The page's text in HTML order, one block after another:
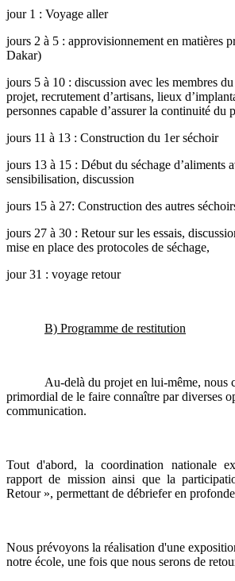
jour 1 : Voyage aller
jours 2 à 5 : approvisionnement en matières
Dakar)
jours 5 à 10 : discussion avec les membres
projet, recrutement d’artisans, lieux
personnes capable d’assurer la continuité du
jours 11 à 13 : Construction du 1er séchoir
jours 13 à 15 : Début du séchage d’aliments
sensibilisation, discussion
jours 15 à 27: Construction des autres
jours 27 à 30 : Retour sur les essais,
mise en place des protocoles de séchage,
jour 31 : voyage retour
B) Programme de restitution
Au-delà du projet en lui-même, nous
primordial de le faire connaître par diverses
communication.
Tout d'abord, la coordination nationale
rapport de mission ainsi que la
Retour », permettant de débriefer en
Nous prévoyons la réalisation d'une
notre école, une fois que nous serons de